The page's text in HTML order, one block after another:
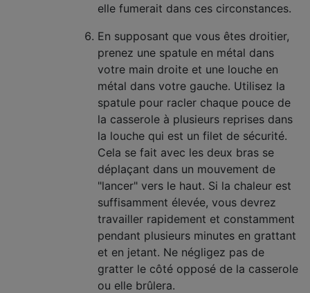
elle fumerait dans ces circonstances.
En supposant que vous êtes droitier,
prenez une spatule en métal dans
votre main droite et une louche en
métal dans votre gauche. Utilisez la
spatule pour racler chaque pouce de
la casserole à plusieurs reprises dans
la louche qui est un filet de sécurité.
Cela se fait avec les deux bras se
déplaçant dans un mouvement de
"lancer" vers le haut. Si la chaleur est
suffisamment élevée, vous devrez
travailler rapidement et constamment
pendant plusieurs minutes en grattant
et en jetant. Ne négligez pas de
gratter le côté opposé de la casserole
ou elle brûlera.